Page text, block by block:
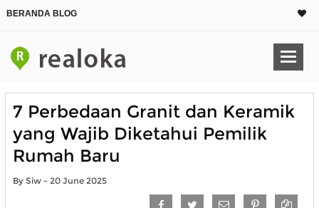
BERANDA BLOG
7 Perbedaan Granit dan Keramik
yang Wajib Diketahui Pemilik
Rumah Baru
By Siw - 20 June 2025